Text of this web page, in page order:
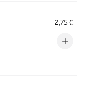
2,75 €